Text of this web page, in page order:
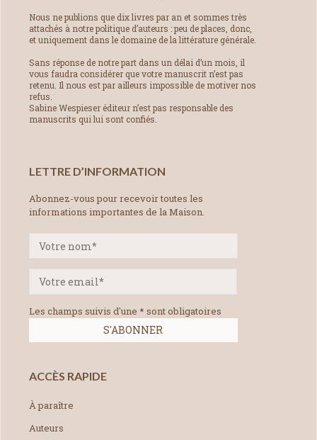
Nous ne publions que dix livres par an et sommes très
attachés à notre politique d’auteurs : peu de places, donc,
et uniquement dans le domaine de la littérature générale.
Sans réponse de notre part dans un délai d’un mois, il
vous faudra considérer que votre manuscrit n’est pas
retenu. Il nous est par ailleurs impossible de motiver nos
refus.
Sabine Wespieser éditeur n’est pas responsable des
manuscrits qui lui sont confiés.
LETTRE D’INFORMATION
Abonnez-vous pour recevoir toutes les
informations importantes de la Maison.
Les champs suivis d'une * sont obligatoires
ACCÈS RAPIDE
À paraître
Auteurs